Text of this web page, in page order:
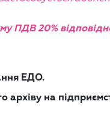
ПДВ 20%
ЕДО.
на